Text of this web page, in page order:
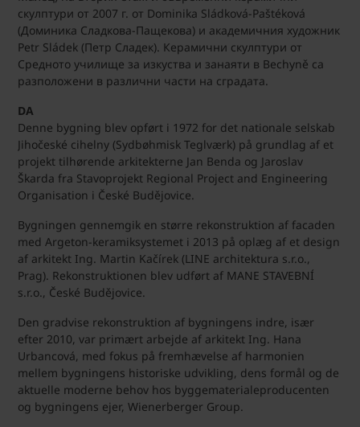
скулптури от 2007 г. от Dominika Sládková-Paštéková
(Доминика Сладкова-Пащекова) и академичния художник
Petr Sládek (Петр Сладек). Керамични скулптури от
Средното училище за изкуства и занаяти в Bechyně са
разположени в различни части на сградата.
DA
Denne bygning blev opført i 1972 for det nationale selskab
Jihočeské cihelny (Sydbøhmisk Teglværk) på grundlag af et
projekt tilhørende arkitekterne Jan Benda og Jaroslav
Škarda fra Stavoprojekt Regional Project and Engineering
Organisation i České Budějovice.
Bygningen gennemgik en større rekonstruktion af facaden
med Argeton-keramiksystemet i 2013 på oplæg af et design
af arkitekt Ing. Martin Kačírek (LINE architektura s.r.o.,
Prag). Rekonstruktionen blev udført af MANE STAVEBNÍ
s.r.o., České Budějovice.
Den gradvise rekonstruktion af bygningens indre, især
efter 2010, var primært arbejde af arkitekt Ing. Hana
Urbancová, med fokus på fremhævelse af harmonien
mellem bygningens historiske udvikling, dens formål og de
aktuelle moderne behov hos byggematerialeproducenten
og bygningens ejer, Wienerberger Group.